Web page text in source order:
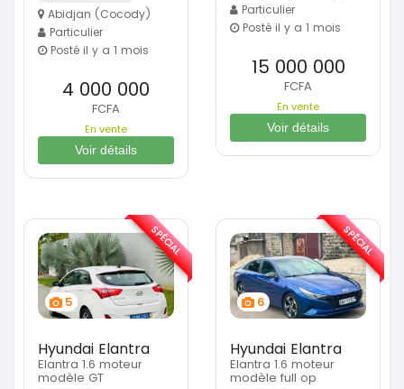
Abidjan (Cocody)
Particulier
Posté il y a 1 mois
4 000 000
FCFA
En vente
Voir détails
Particulier
Posté il y a 1 mois
15 000 000
FCFA
En vente
Voir détails
5
Hyundai Elantra
Elantra 1.6 moteur
modèle GT
SPÉCIAL
6
Hyundai Elantra
Elantra 1.6 moteur
modèle full op
SPÉCIAL